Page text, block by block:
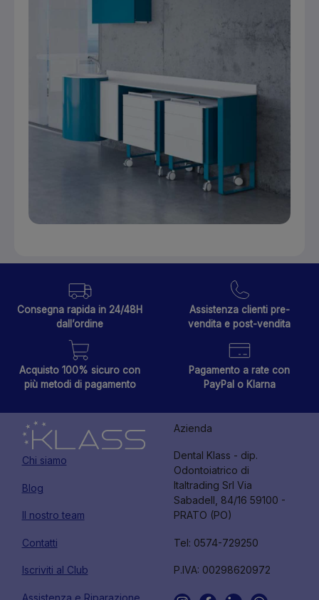
Consegna rapida in 24/48H
dall’ordine
Assistenza clienti pre-
vendita e post-vendita
Acquisto 100% sicuro con
più metodi di pagamento
Pagamento a rate con
PayPal o Klarna
Chi siamo
Blog
Il nostro team
Contatti
Iscriviti al Club
Assistenza e Riparazione
Azienda
Dental Klass - dip.
Odontoiatrico di
Italtrading Srl Via
Sabadell, 84/16 59100 -
PRATO (PO)
Tel: 0574-729250
P.IVA: 00298620972